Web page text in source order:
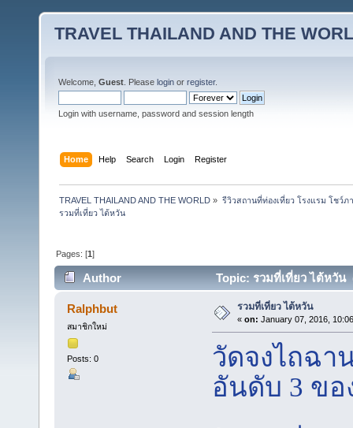
TRAVEL THAILAND AND THE
Welcome, Guest . Please login or register.
Login with username, password and session length
Home Help Search Login Register
TRAVEL THAILAND AND THE WORLD » รีวิวสถานที่ท่องเที่ยว โรงแรม โชว์ภ
รวมที่เที่ยว ไต้หวัน
Pages: [1]
Author Topic: รวมที่เที่ยว ไต้หวัน
Ralphbut
สมาชิกใหม่
Posts: 0
รวมที่เที่ยว ไต้หวัน
« on: January 07, 2016,
วัดจงไถฉา
อันดับ 3 ขอ